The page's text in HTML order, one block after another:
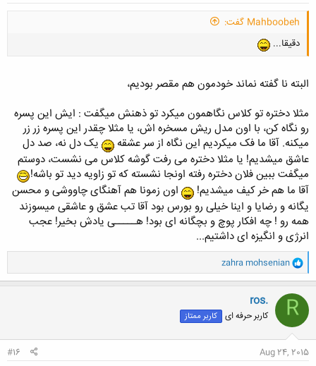
Mahboobeh گفت:
دقیقا...
البته نا گفته نماند خودمون هم مقصر بودیم،
مثلا دختره تو کلاس نگاهمون میکرد تو ذهنش میگفت : ایش این پسره
رو نگاه کن، با اون مدل ریش مسخره اش، یا مثلا چقدر این پسره زر زر
میکنه. آقا ما فک میکردیم این نگاه از سر عشقه
یک دل نه، صد دل
عاشق میشدیم! یا مثلا دختره می رفت گوشه کلاس می نشست، دوستم
میگفت ببین فلان دختره رفته اونجا نشسته که تو زاویه دید تو باشه!
آقا ما هم خر کیف میشدیم!
اون زمونا هم آهنگای چاووشی و محسن
یگانه و رضایا و اینا خیلی رو بورس بود آقا تب عشق و عاشقی میسوزند
همه رو ! چه افکار پوچ و بچگانه ای بود! هـــــی یادش بخیر! عجب
انرژی و انگیزه ای داشتیم...
و
ا
ک
ن
ش
ه
ا
zahra mohsenian
R
ros.
کاربر حرفه ای کاربر ممتاز
Aug 24, 2015
#16